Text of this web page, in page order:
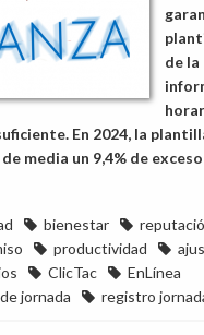
de la
En 2024, la
media un 9,4% de
bienestar
productividad
ClicTac
EnLínea
jornada
registro